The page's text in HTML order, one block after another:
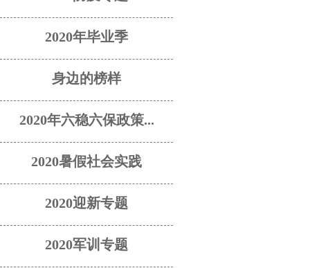
2020年毕业季
身边的榜样
2020年六稳六保政策...
2020暑假社会实践
2020迎新专题
2020军训专题